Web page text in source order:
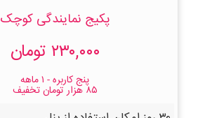
پکیج نمایندگی کوچک
۲۳۰,۰۰۰ تومان
پنج کاربره - ۱ ماهه
۸۵ هزار تومان تخفیف